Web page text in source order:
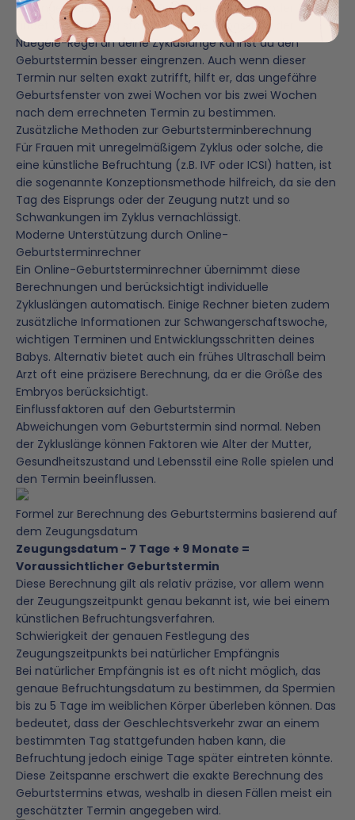
Je länger oder kürzer der Zyklus, desto später oder früher
findet der Eisprung statt. Durch die Anpassung der
Naegele-Regel an deine Zykluslänge kannst du den
Geburtstermin besser eingrenzen. Auch wenn dieser
Termin nur selten exakt zutrifft, hilft er, das ungefähre
Geburtsfenster von zwei Wochen vor bis zwei Wochen
nach dem errechneten Termin zu bestimmen.
Zusätzliche Methoden zur Geburtsterminberechnung
Für Frauen mit unregelmäßigem Zyklus oder solche, die
eine künstliche Befruchtung (z.B. IVF oder ICSI) hatten, ist
die sogenannte Konzeptionsmethode hilfreich, da sie den
Tag des Eisprungs oder der Zeugung nutzt und so
Schwankungen im Zyklus vernachlässigt.
Moderne Unterstützung durch Online-
Geburtsterminrechner
Ein Online-Geburtsterminrechner übernimmt diese
Berechnungen und berücksichtigt individuelle
Zykluslängen automatisch. Einige Rechner bieten zudem
zusätzliche Informationen zur Schwangerschaftswoche,
wichtigen Terminen und Entwicklungsschritten deines
Babys. Alternativ bietet auch ein frühes Ultraschall beim
Arzt oft eine präzisere Berechnung, da er die Größe des
Embryos berücksichtigt.
Einflussfaktoren auf den Geburtstermin
Abweichungen vom Geburtstermin sind normal. Neben
der Zykluslänge können Faktoren wie Alter der Mutter,
Gesundheitszustand und Lebensstil eine Rolle spielen und
den Termin beeinflussen.
Formel zur Berechnung des Geburtstermins basierend auf
dem Zeugungsdatum
Zeugungsdatum - 7 Tage + 9 Monate =
Voraussichtlicher Geburtstermin
Diese Berechnung gilt als relativ präzise, vor allem wenn
der Zeugungszeitpunkt genau bekannt ist, wie bei einem
künstlichen Befruchtungsverfahren.
Schwierigkeit der genauen Festlegung des
Zeugungszeitpunkts bei natürlicher Empfängnis
Bei natürlicher Empfängnis ist es oft nicht möglich, das
genaue Befruchtungsdatum zu bestimmen, da Spermien
bis zu 5 Tage im weiblichen Körper überleben können. Das
bedeutet, dass der Geschlechtsverkehr zwar an einem
bestimmten Tag stattgefunden haben kann, die
Befruchtung jedoch einige Tage später eintreten könnte.
Diese Zeitspanne erschwert die exakte Berechnung des
Geburtstermins etwas, weshalb in diesen Fällen meist ein
geschätzter Termin angegeben wird.